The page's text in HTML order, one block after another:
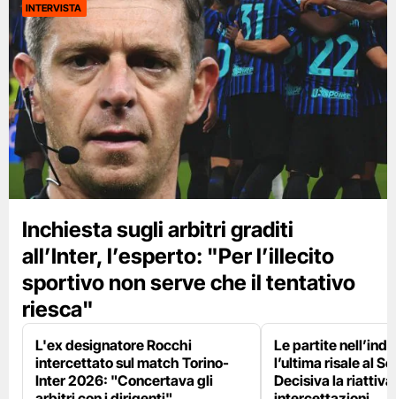
INTERVISTA
Inchiesta sugli arbitri graditi
all’Inter, l’esperto: "Per l’illecito
sportivo non serve che il tentativo
riesca"
L'ex designatore Rocchi
intercettato sul match Torino-
Inter 2026: "Concertava gli
Le partite
l’ultima risale al
Decisiva la